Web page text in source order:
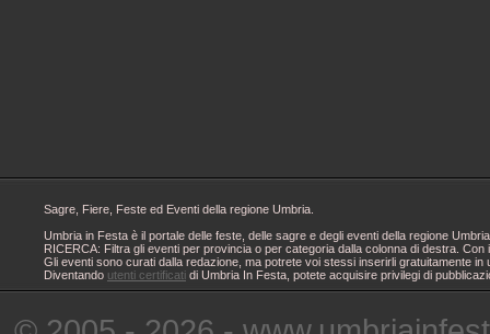
Sagre, Fiere, Feste ed Eventi della regione Umbria.
Umbria in Festa è il portale delle feste, delle sagre e degli eventi della regione
RICERCA: Filtra gli eventi per provincia o per categoria dalla colonna di destra.
Gli eventi sono curati dalla redazione, ma potrete voi stessi inserirli gratuitamente
Diventando utenti certificati di Umbria In Festa, potete acquisire privilegi di